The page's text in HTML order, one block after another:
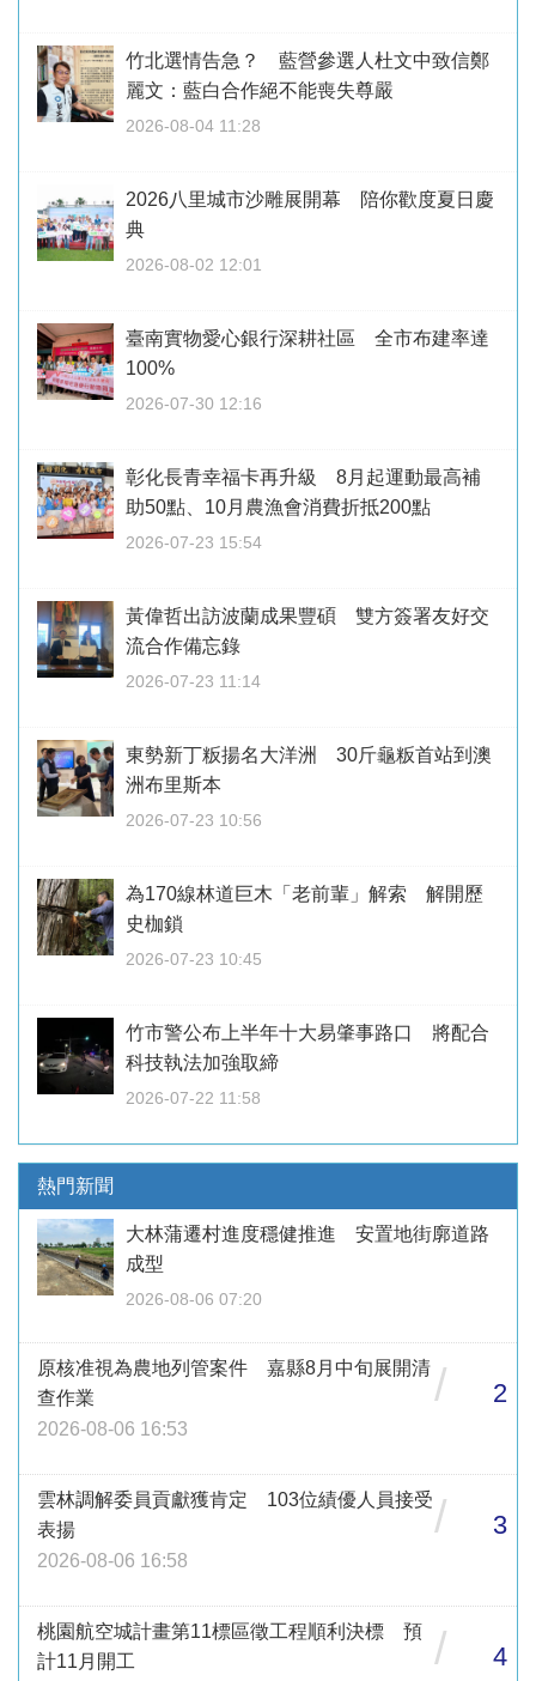
竹北選情告急？ 藍營參選人杜文中致信鄭
麗文：藍白合作絕不能喪失尊嚴
2026-08-04 11:28
2026八里城市沙雕展開幕 陪你歡度夏日慶
典
2026-08-02 12:01
臺南實物愛心銀行深耕社區 全市布建率達
100%
2026-07-30 12:16
彰化長青幸福卡再升級 8月起運動最高補
助50點、10月農漁會消費折抵200點
2026-07-23 15:54
黃偉哲出訪波蘭成果豐碩 雙方簽署友好交
流合作備忘錄
2026-07-23 11:14
東勢新丁粄揚名大洋洲 30斤龜粄首站到澳
洲布里斯本
2026-07-23 10:56
為170線林道巨木「老前輩」解索 解開歷
史枷鎖
2026-07-23 10:45
竹市警公布上半年十大易肇事路口 將配合
科技執法加強取締
2026-07-22 11:58
熱門新聞
大林蒲遷村進度穩健推進 安置地街廓道路
成型
2026-08-06 07:20
原核准視為農地列管案件 嘉縣8月中旬展開清
查作業
2026-08-06 16:53
/ 2
雲林調解委員貢獻獲肯定 103位績優人員接受
表揚
2026-08-06 16:58
/ 3
桃園航空城計畫第11標區徵工程順利決標 預
計11月開工
/ 4